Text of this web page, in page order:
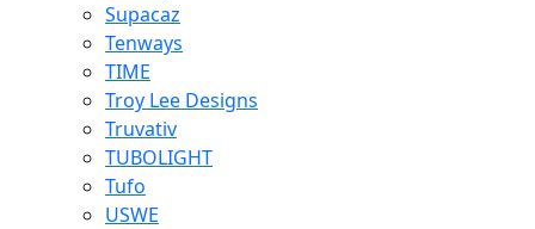
Supacaz
Tenways
TIME
Troy Lee Designs
Truvativ
TUBOLIGHT
Tufo
USWE